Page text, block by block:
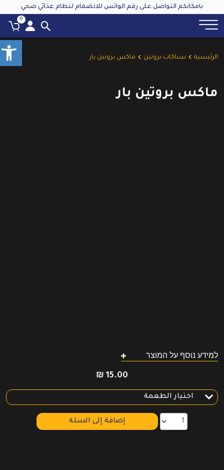
بامكانكم التواصل على رقم الواتس للانضمام لنظام غذائي صحي
0
الرئيسية سناكات بروتين ماكس بروتين بار
ماكس بروتين بار
למידע נוסף על המוצר
₪ 15.00
إضافة إلى السلة